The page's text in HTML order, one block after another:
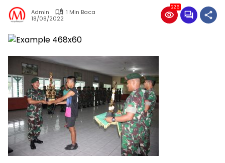
Admin
1 Min Baca
18/08/2022
226